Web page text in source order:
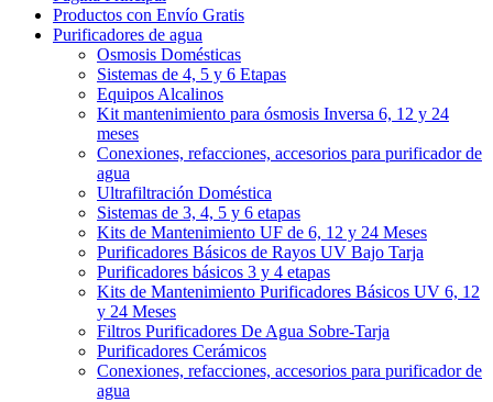
Productos con Envío Gratis
Purificadores de agua
Osmosis Domésticas
Sistemas de 4, 5 y 6 Etapas
Equipos Alcalinos
Kit mantenimiento para ósmosis Inversa 6, 12 y 24
meses
Conexiones, refacciones, accesorios para purificador de
agua
Ultrafiltración Doméstica
Sistemas de 3, 4, 5 y 6 etapas
Kits de Mantenimiento UF de 6, 12 y 24 Meses
Purificadores Básicos de Rayos UV Bajo Tarja
Purificadores básicos 3 y 4 etapas
Kits de Mantenimiento Purificadores Básicos UV 6, 12
y 24 Meses
Filtros Purificadores De Agua Sobre-Tarja
Purificadores Cerámicos
Conexiones, refacciones, accesorios para purificador de
agua